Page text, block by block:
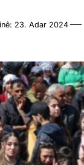
23. Adar 2024